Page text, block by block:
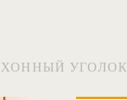
УГОЛОК